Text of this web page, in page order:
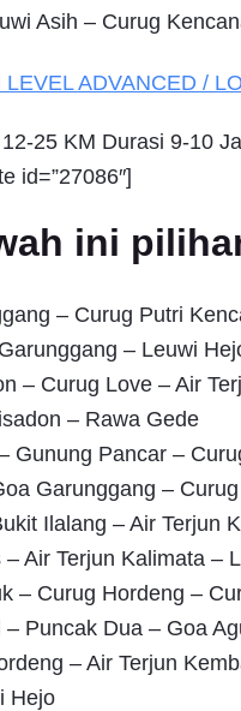
Asih – Curug
LEVEL ADVANCED /
25 KM Durasi 9-10
id=”27086″]
ini
– Curug Putri
– Leuwi
– Curug Love – Air
– Rawa Gede
Gunung Pancar –
Garunggang –
Ilalang – Air Terjun
Air Terjun Kalimata –
– Curug Hordeng –
Puncak Dua – Goa
– Air Terjun
Hejo